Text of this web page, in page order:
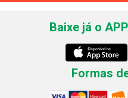
Baixe já o
Formas